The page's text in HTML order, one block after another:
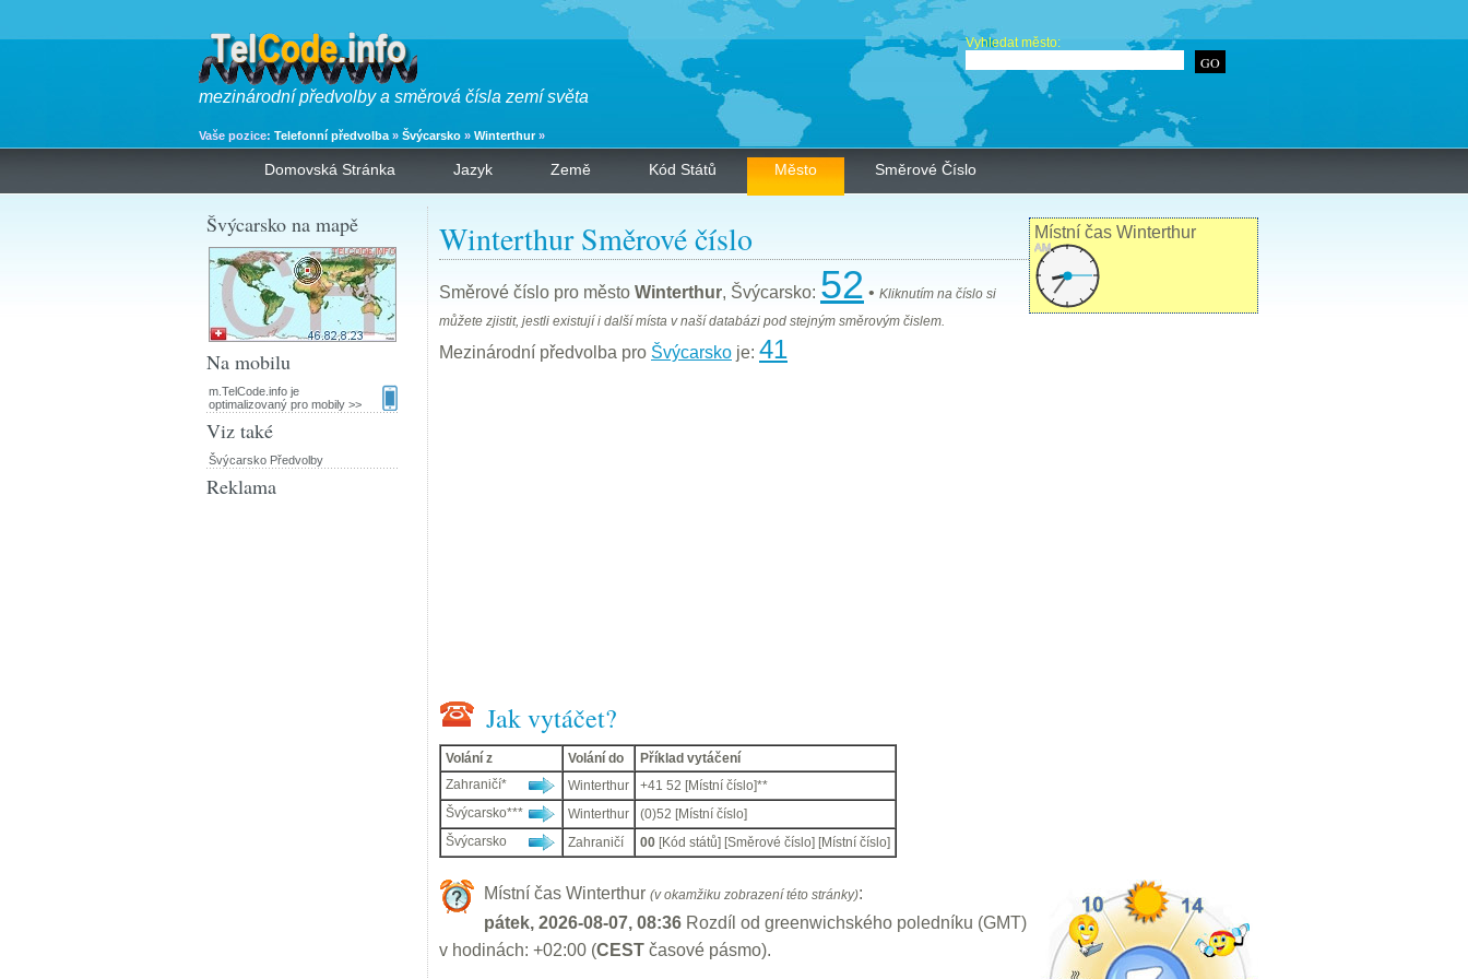
mezinárodní předvolby a směrová čísla zemí světa
Vaše pozice: Telefonní předvolba » Švýcarsko » Winterthur»
Vyhledat město:
Domovská Stránka Jazyk Země Kód Států Město Směrové Číslo
Místní čas Winterthur
AM
Winterthur Směrové číslo
Směrové číslo pro město Winterthur, Švýcarsko: 52 • Kliknutím na číslo si
můžete zjistit, jestli existují i další místa v naší databázi pod stejným směrovým čislem.
Mezinárodní předvolba pro Švýcarsko je: 41
Jak vytáčet?
Volání z Volání do
Příklad vytáčení
Zahraničí*
Winterthur
+41 52 [Místní číslo]**
Švýcarsko***
Winterthur
(0)52 [Místní číslo]
Švýcarsko
Zahraničí 00 [Kód států] [Směrové číslo] [Místní číslo]
Místní čas Winterthur (v okamžiku zobrazení této stránky):
pátek, 2026-08-07, 08:36 Rozdíl od greenwichského poledníku (GMT)
v hodinách: +02:00 (CEST časové pásmo).
Švýcarsko na mapě
Na mobilu
m.TelCode.info je
optimalizovaný pro mobily >>
Viz také
Švýcarsko Předvolby
Reklama